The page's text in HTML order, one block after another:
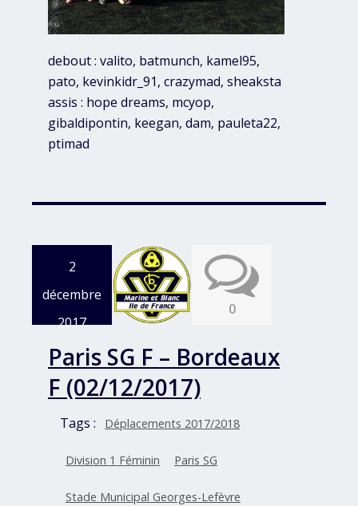
debout : valito, batmunch, kamel95,
pato, kevinkidr_91, crazymad, sheaksta
assis : hope dreams, mcyop,
gibaldipontin, keegan, dam, pauleta22,
ptimad
2
décembre
2017
0
Paris SG F – Bordeaux
F (02/12/2017)
Tags : Déplacements 2017/2018
Division 1 Féminin Paris SG
Stade Municipal Georges-Lefèvre